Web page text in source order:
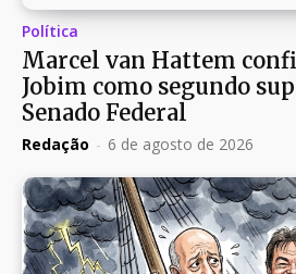
Política
Marcel van Hattem
Jobim como segundo
Senado Federal
Redação - 6 de agosto de 2026